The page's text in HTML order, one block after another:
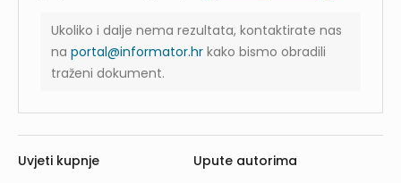
Ukoliko i dalje nema rezultata, kontaktirate nas
na portal@informator.hr kako bismo obradili
traženi dokument.
Uvjeti kupnje
Upute autorima